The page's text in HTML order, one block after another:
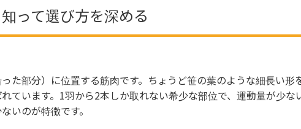
って選び方を深める
た部分）に位置する筋肉です。ちょうど笹の葉のような細長い形
ています。1羽から2本しか取れない希少な部位で、運動量が少な
いのが特徴です。